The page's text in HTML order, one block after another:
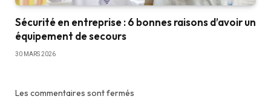
Sécurité en entreprise : 6 bonnes raisons d’avoir un
équipement de secours
30 MARS 2026
Les commentaires sont fermés